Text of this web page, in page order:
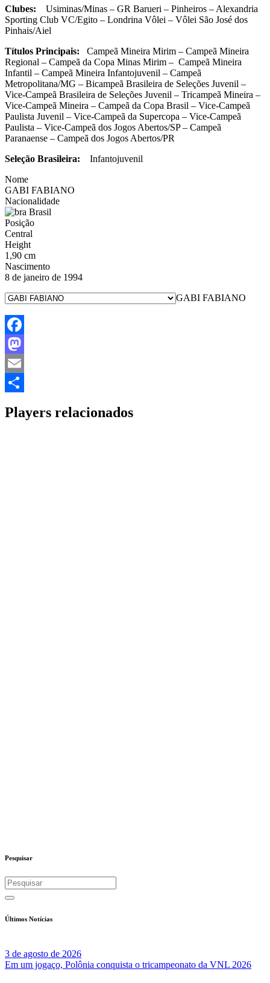
Clubes: Usiminas/Minas – GR Barueri – Pinheiros – Alexandria
Sporting Club VC/Egito – Londrina Vôlei – Vôlei São José dos
Pinhais/Aiel
Títulos Principais: Campeã Mineira Mirim – Campeã Mineira
Regional – Campeã da Copa Minas Mirim – Campeã Mineira
Infantil – Campeã Mineira Infantojuvenil – Campeã
Metropolitana/MG – Bicampeã Brasileira de Seleções Juvenil –
Vice-Campeã Brasileira de Seleções Juvenil – Tricampeã Mineira –
Vice-Campeã Mineira – Campeã da Copa Brasil – Vice-Campeã
Paulista Juvenil – Vice-Campeã da Supercopa – Vice-Campeã
Paulista – Vice-Campeã dos Jogos Abertos/SP – Campeã
Paranaense – Campeã dos Jogos Abertos/PR
Seleção Brasileira: Infantojuvenil
Nome
GABI FABIANO
Nacionalidade
Brasil
Posição
Central
Height
1,90 cm
Nascimento
8 de janeiro de 1994
GABI FABIANO
Facebook
Mastodon
Email
Players relacionados
Pesquisar
Últimos Notícias
3 de agosto de 2026
Em um jogaço, Polônia conquista o tricampeonato da VNL 2026